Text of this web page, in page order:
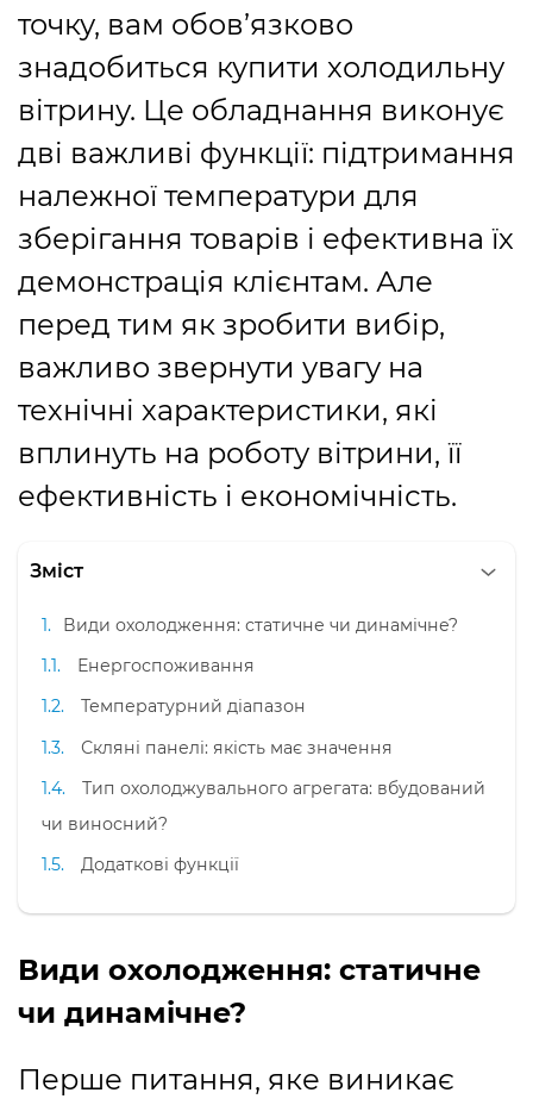
точку, вам обов’язково
знадобиться купити холодильну
вітрину. Це обладнання виконує
дві важливі функції: підтримання
належної температури для
зберігання товарів і ефективна їх
демонстрація клієнтам. Але
перед тим як зробити вибір,
важливо звернути увагу на
технічні характеристики, які
вплинуть на роботу вітрини, її
ефективність і економічність.
Зміст
Види охолодження: статичне чи динамічне?
Енергоспоживання
Температурний діапазон
Скляні панелі: якість має значення
Тип охолоджувального агрегата: вбудований
чи виносний?
Додаткові функції
Види охолодження: статичне
чи динамічне?
Перше питання, яке виникає